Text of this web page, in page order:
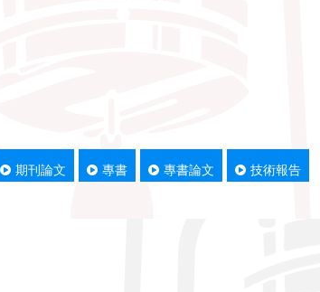
期刊論文 專書 專書論文 技術報告